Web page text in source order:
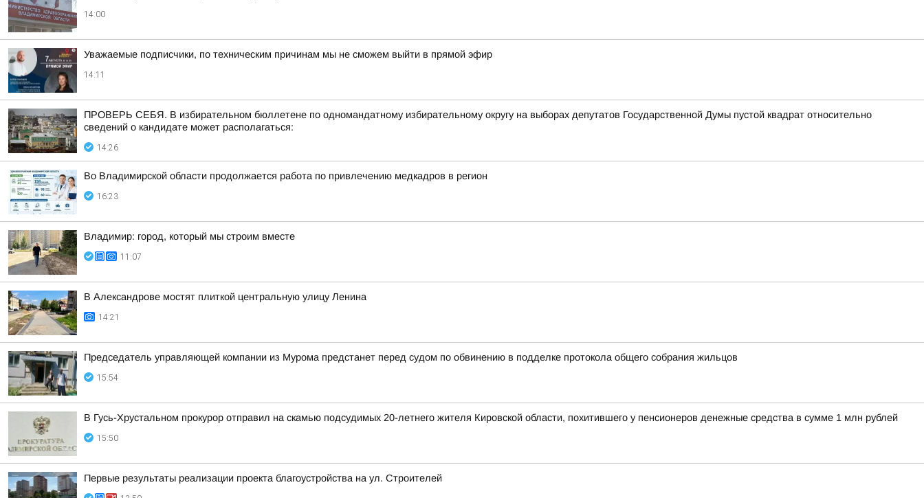
14:00
Уважаемые подписчики, по техническим причинам мы не сможем выйти в прямой эфир
14:11
ПРОВЕРЬ СЕБЯ. В избирательном бюллетене по одномандатному избирательному округу на выборах депутатов Государственной Думы пустой квадрат относительно
сведений о кандидате может располагаться:
14:26
Во Владимирской области продолжается работа по привлечению медкадров в регион
16:23
Владимир: город, который мы строим вместе
11:07
В Александрове мостят плиткой центральную улицу Ленина
14:21
Председатель управляющей компании из Мурома предстанет перед судом по обвинению в подделке протокола общего собрания жильцов
15:54
В Гусь-Хрустальном прокурор отправил на скамью подсудимых 20-летнего жителя Кировской области, похитившего у пенсионеров денежные средства в сумме 1 млн рублей
15:50
Первые результаты реализации проекта благоустройства на ул. Строителей